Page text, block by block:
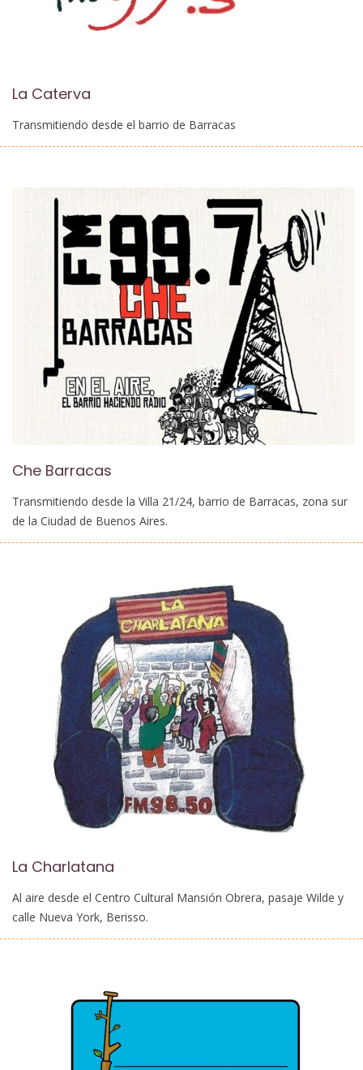
La Caterva
Transmitiendo desde el barrio de Barracas
Che Barracas
Transmitiendo desde la Villa 21/24, barrio de Barracas, zona sur
de la Ciudad de Buenos Aires.
La Charlatana
Al aire desde el Centro Cultural Mansión Obrera, pasaje Wilde y
calle Nueva York, Berisso.